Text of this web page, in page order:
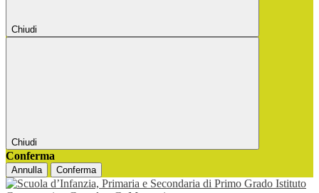
Chiudi
Chiudi
Conferma
Annulla Conferma